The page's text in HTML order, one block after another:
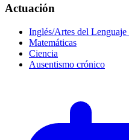
Actuación
Inglés/Artes del
Matemáticas
Ciencia
Ausentismo crónico